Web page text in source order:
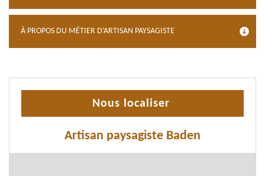
À PROPOS DU MÉTIER D’ARTISAN PAYSAGISTE
Nous localiser
Artisan paysagiste Baden